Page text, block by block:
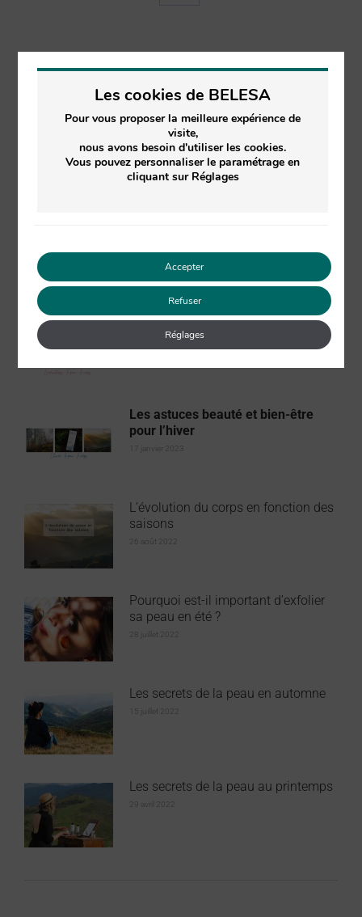
Le plus beau cadeau pour la fête des mères
SUIVANT
Les secrets de la peau en automne
Articles similaires
Les astuces beauté et bien-être pour
le printemps
Les astuces beauté et bien-être
pour l’hiver
17 janvier 2023
L’évolution du corps en fonction des
saisons
26 août 2022
Pourquoi est-il important d’exfolier
sa peau en été ?
28 juillet 2022
Les secrets de la peau en automne
15 juillet 2022
Les secrets de la peau au printemps
29 avril 2022
Les cookies de BELESA
Pour vous proposer la meilleure expérience de
visite,
nous avons besoin d'utiliser les cookies.
Vous pouvez personnaliser le paramétrage en
cliquant sur Réglages
Accepter
Refuser
Réglages